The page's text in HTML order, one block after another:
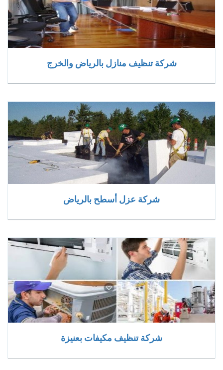
شركة تنظيف منازل بالرياض والخرج
شركة عزل أسطح بالرياض
شركة تنظيف مكيفات بعنيزة